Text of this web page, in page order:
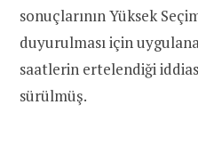
sonuçlarının Yüksek
duyurulması için
saatlerin ertelendiği
sürülmüş.